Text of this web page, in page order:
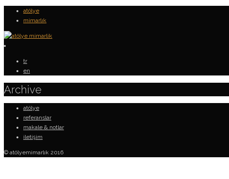
atölye
mimarlık
tr
en
Archive
atölye
referanslar
makale & notlar
iletişim
© atölyemimarlık 2016